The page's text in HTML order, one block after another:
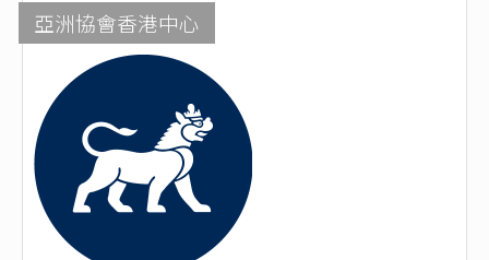
亞洲協會香港中心